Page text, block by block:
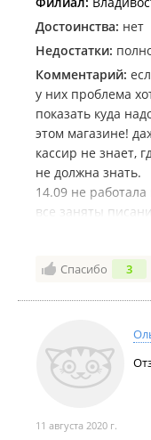
продавцов, хамят
видел, как
продавцам,
скандалы, и
консультантов,
алкогольного
требовали
покупателями
неправильно
самого
Самым большим
терпеть это
покупателей не
Достоинства: нет
Недостатки:
Комментарий:
у них проблема
показать куда
этом магазине!
кассир не знает,
не должна знать.
14.09 не работала
все заняты
покупку не
телефонах у
часы и думает
Спасибо 3
11 августа 2020 г.